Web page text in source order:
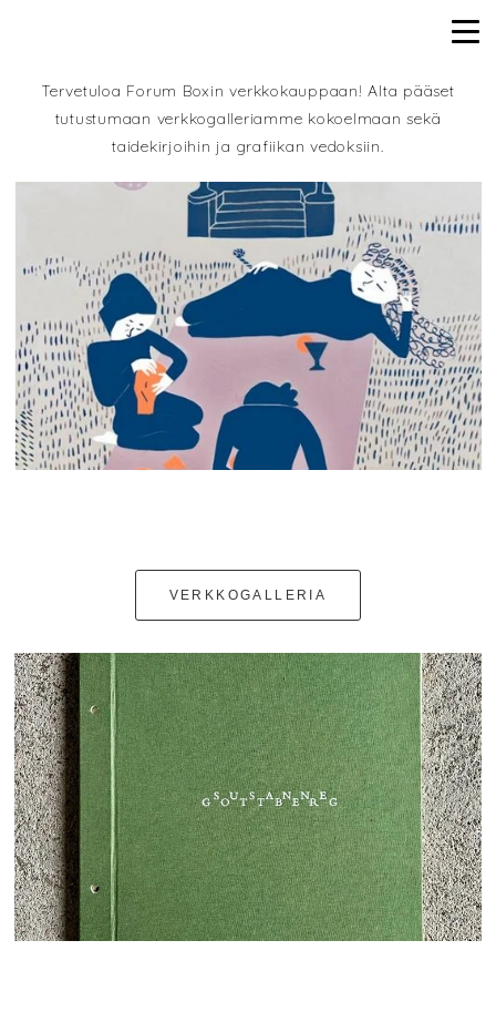
Tervetuloa Forum Boxin verkkokauppaan!Alta pääset
tutustumaan verkkogalleriamme kokoelmaan sekä
taidekirjoihin ja grafiikan vedoksiin.
VERKKOGALLERIA